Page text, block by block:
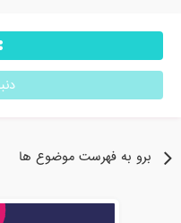
برو به فهرست موضوع ها